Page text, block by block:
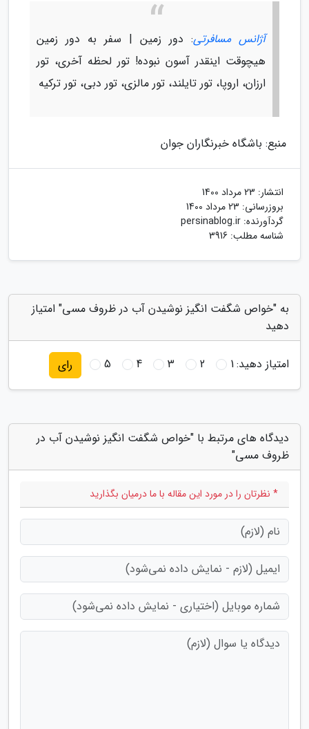
آژانس مسافرتی: دور زمین | سفر به دور زمین
هیچوقت اینقدر آسون نبوده! تور لحظه آخری، تور
ارزان، اروپا، تور تایلند، تور مالزی، تور دبی، تور ترکیه
منبع: باشگاه خبرنگاران جوان
انتشار: 23 مرداد 1400
بروزرسانی: 23 مرداد 1400
گردآورنده: persinablog.ir
شناسه مطلب: 3916
به "خواص شگفت انگیز نوشیدن آب در ظروف مسی" امتیاز
دهید
امتیاز دهید:1
2
3
4
5 رای
دیدگاه های مرتبط با "خواص شگفت انگیز نوشیدن آب در
ظروف مسی"
* نظرتان را در مورد این مقاله با ما درمیان بگذارید